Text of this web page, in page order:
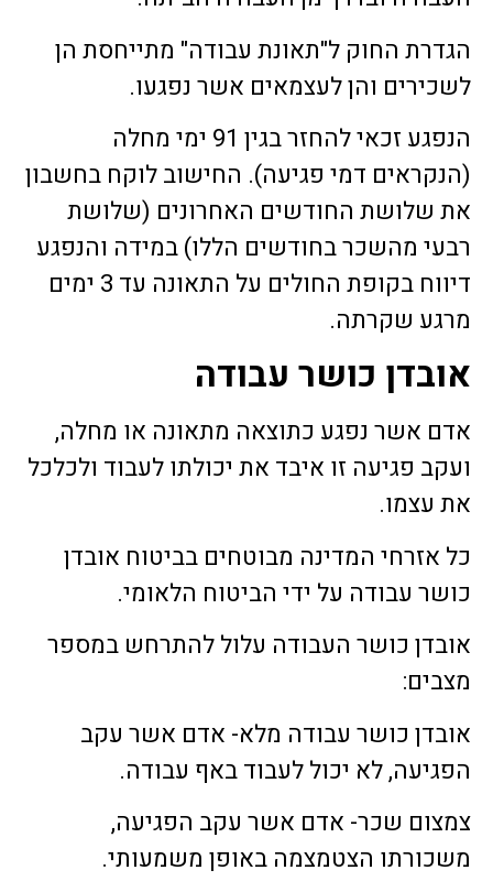
הגדרת החוק ל"תאונת עבודה" מתייחסת הן
לשכירים והן לעצמאים אשר נפגעו.
הנפגע זכאי להחזר בגין 91 ימי מחלה
(הנקראים דמי פגיעה). החישוב לוקח בחשבון
את שלושת החודשים האחרונים (שלושת
רבעי מהשכר בחודשים הללו) במידה והנפגע
דיווח בקופת החולים על התאונה עד 3 ימים
מרגע שקרתה.
אובדן כושר עבודה
אדם אשר נפגע כתוצאה מתאונה או מחלה,
ועקב פגיעה זו איבד את יכולתו לעבוד ולכלכל
את עצמו.
כל אזרחי המדינה מבוטחים בביטוח אובדן
כושר עבודה על ידי הביטוח הלאומי.
אובדן כושר העבודה עלול להתרחש במספר
מצבים:
אובדן כושר עבודה מלא- אדם אשר עקב
הפגיעה, לא יכול לעבוד באף עבודה.
צמצום שכר- אדם אשר עקב הפגיעה,
משכורתו הצטמצמה באופן משמעותי.